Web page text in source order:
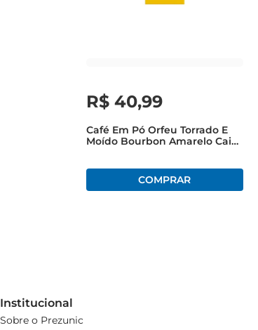
R$ 40,99
Café Em Pó Orfeu Torrado E
Moído Bourbon Amarelo Caixa
Institucional
Sobre o Prezunic